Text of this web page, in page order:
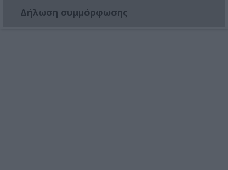
Δήλωση συμμόρφωσης